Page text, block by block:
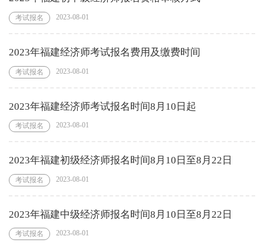
考试报名 2023-08-01
2023年福建经济师考试报名费用及缴费时间
考试报名 2023-08-01
2023年福建经济师考试报名时间8月10日起
考试报名 2023-08-01
2023年福建初级经济师报名时间8月10日至8月22日
考试报名 2023-08-01
2023年福建中级经济师报名时间8月10日至8月22日
考试报名 2023-08-01